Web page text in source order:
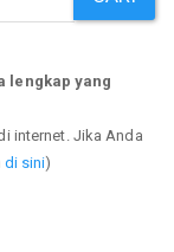
lengkap yang
internet. Jika Anda
di sini)